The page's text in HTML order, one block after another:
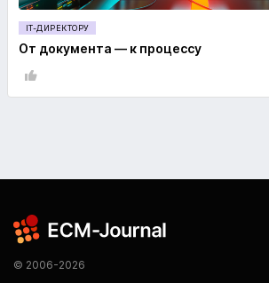
IT-ДИРЕКТОРУ
От документа — к процессу
© 2006-2026